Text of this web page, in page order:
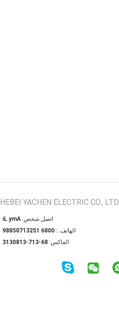
HEBEI YACHEN ELECTRIC CO., LTD
اتصل شخص: Amy Li
الهاتف :: 0086 15231705889
الفاكس: 86-317-3180313